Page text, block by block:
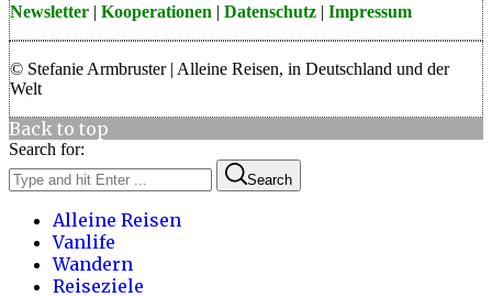
Newsletter | Kooperationen | Datenschutz | Impressum
© Stefanie Armbruster | Alleine Reisen, in Deutschland und der
Welt
Back to top
Search for:
Search
Alleine Reisen
Vanlife
Wandern
Reiseziele